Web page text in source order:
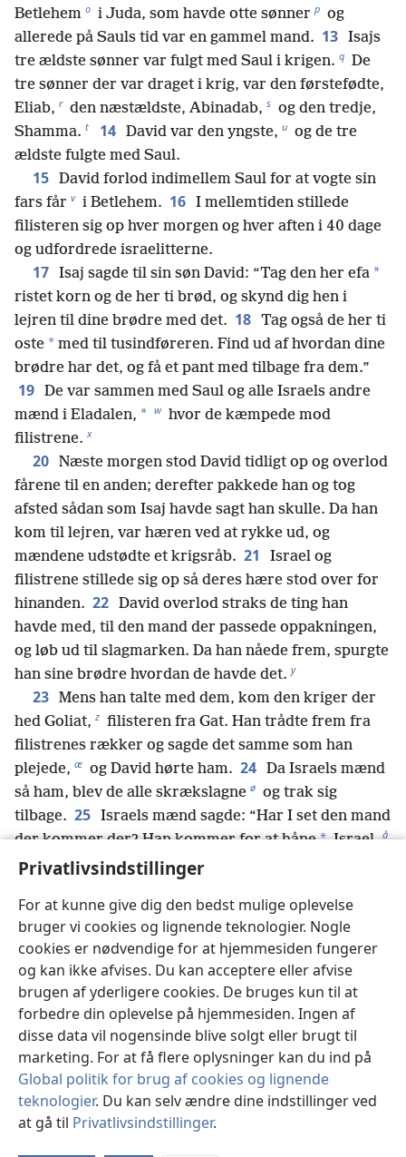
Privatlivsindstillinger
For at kunne give dig den bedst mulige oplevelse
bruger vi cookies og lignende teknologier. Nogle
cookies er nødvendige for at hjemmesiden fungerer
og kan ikke afvises. Du kan acceptere eller afvise
brugen af yderligere cookies. De bruges kun til at
forbedre din oplevelse på hjemmesiden. Ingen af
disse data vil nogensinde blive solgt eller brugt til
marketing. For at få flere oplysninger kan du ind på
Global politik for brug af cookies og lignende
teknologier. Du kan selv ændre dine indstillinger ved
at gå til Privatlivsindstillinger.
Betlehem o i Juda, som havde otte sønner p og
allerede på Sauls tid var en gammel mand. 13 Isajs
tre ældste sønner var fulgt med Saul i krigen. q De
tre sønner der var draget i krig, var den førstefødte,
Eliab, r den næstældste, Abinadab, s og den tredje,
Shamma. t 14 David var den yngste, u og de tre
ældste fulgte med Saul.
15 David forlod indimellem Saul for at vogte sin
fars får v i Betlehem. 16 I mellemtiden stillede
filisteren sig op hver morgen og hver aften i 40 dage
og udfordrede israelitterne.
17 Isaj sagde til sin søn David: “Tag den her efa *
ristet korn og de her ti brød, og skynd dig hen i
lejren til dine brødre med det. 18 Tag også de her ti
oste * med til tusindføreren. Find ud af hvordan dine
brødre har det, og få et pant med tilbage fra dem.”
19 De var sammen med Saul og alle Israels andre
mænd i Eladalen, * w hvor de kæmpede mod
filistrene. x
20 Næste morgen stod David tidligt op og overlod
fårene til en anden; derefter pakkede han og tog
afsted sådan som Isaj havde sagt han skulle. Da han
kom til lejren, var hæren ved at rykke ud, og
mændene udstødte et krigsråb. 21
Israel og
filistrene stillede sig op så deres hære stod over for
hinanden. 22 David overlod straks de ting han
havde med, til den mand der passede oppakningen,
og løb ud til slagmarken. Da han nåede frem, spurgte
han sine brødre hvordan de havde det. y
23 Mens han talte med dem, kom den kriger der
hed Goliat, z filisteren fra Gat. Han trådte frem fra
filistrenes rækker og sagde det samme som han
plejede, æ og David hørte ham. 24 Da Israels mænd
så ham, blev de alle skrækslagne ø og trak sig
tilbage. 25 Israels mænd sagde: “Har I set den mand
der kommer der? Han kommer for at håne * Israel. å
Den der slår ham ihjel, vil kongen gøre meget rig,
fars hus for skatter og pligter i Israel.”
26 David sagde til de mænd der stod i nærheden:
“Hvad vil man gøre for den der slår filisteren ihjel og
fjerner skammen fra Israel? Hvem er den uomskårne
filister som vover at håne * den levende Guds hær?”
b
Folkene gentog så det de havde sagt: “Sådan
vil man gøre for den der slår ham ihjel.”
28
Da
Davids ældste bror, Eliab, c hørte at han talte med
mændene, blev han vred på ham og sagde: “Hvorfor
er du kommet herned? Og hvem har du overladt de